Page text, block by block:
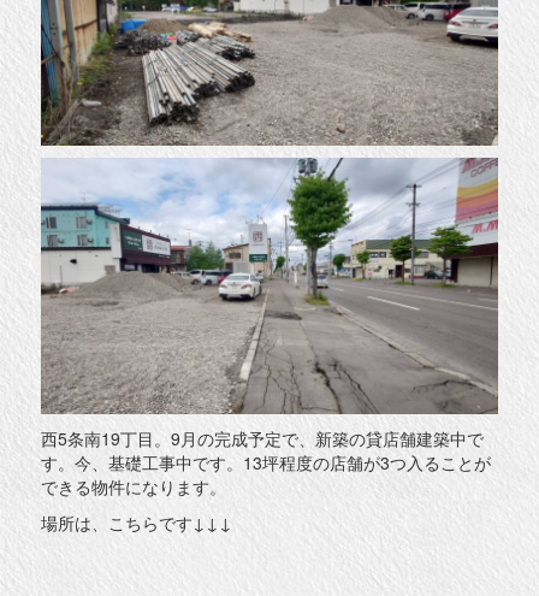
西5条南19丁目。9月の完成予定で、新築の貸店舗建築中で
す。今、基礎工事中です。13坪程度の店舗が3つ入ることが
できる物件になります。
場所は、こちらです↓↓↓